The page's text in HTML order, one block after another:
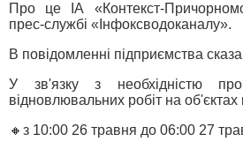
Про це ІА «Контекст-
прес-службі «Інфоксводоканалу».
В повідомленні підприємства
У зв'язку з необхідністю
відновлювальних робіт на
🔸з 10:00 26 травня до 06:00 27